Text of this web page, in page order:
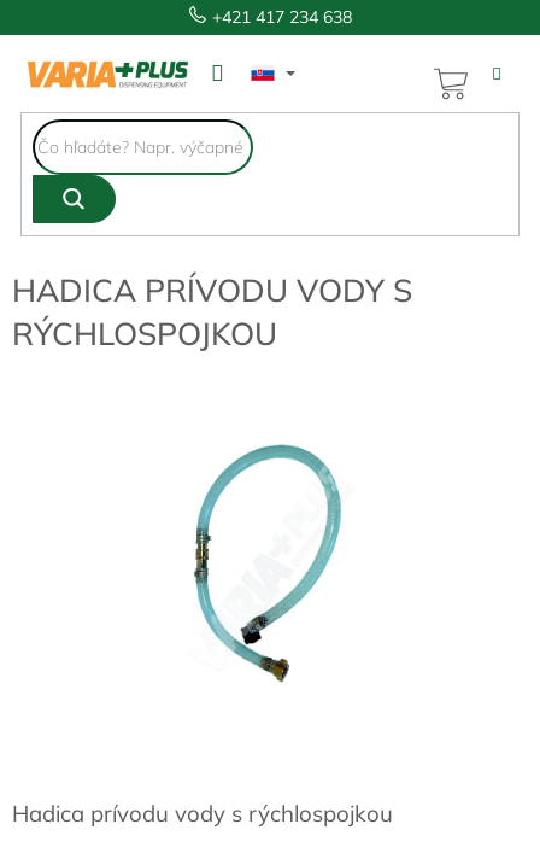
na
obsah
+421 417 234 638
KOŠÍK
HADICA PRÍVODU VODY S
RÝCHLOSPOJKOU
Hadica prívodu vody s rýchlospojkou